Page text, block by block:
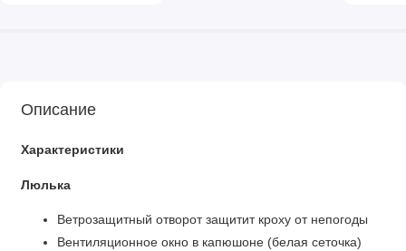
Описание
Характеристики
Люлька
Ветрозащитный отворот защитит кроху от непогоды
Вентиляционное окно в капюшоне (белая сеточка)